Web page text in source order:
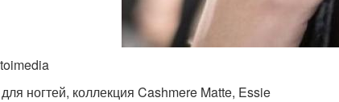
ногтей, коллекция Cashmere Matte, Essie